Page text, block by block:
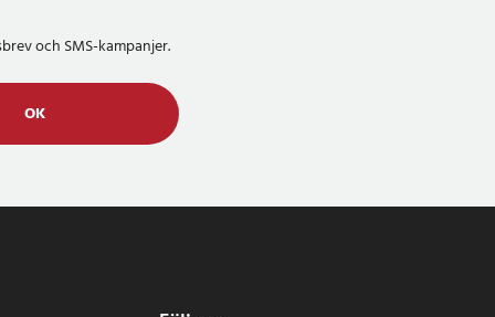
och SMS-kampanjer.
OK